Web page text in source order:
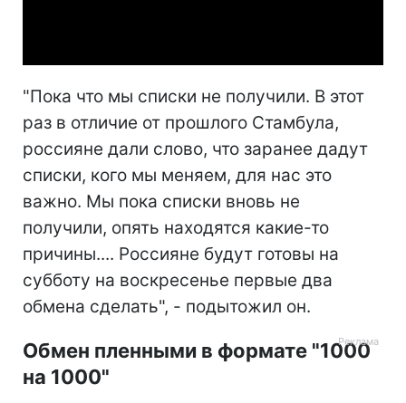
"Пока что мы списки не получили. В этот
раз в отличие от прошлого Стамбула,
россияне дали слово, что заранее дадут
списки, кого мы меняем, для нас это
важно. Мы пока списки вновь не
получили, опять находятся какие-то
причины.... Россияне будут готовы на
субботу на воскресенье первые два
обмена сделать", - подытожил он.
Обмен пленными в формате "1000
на 1000"